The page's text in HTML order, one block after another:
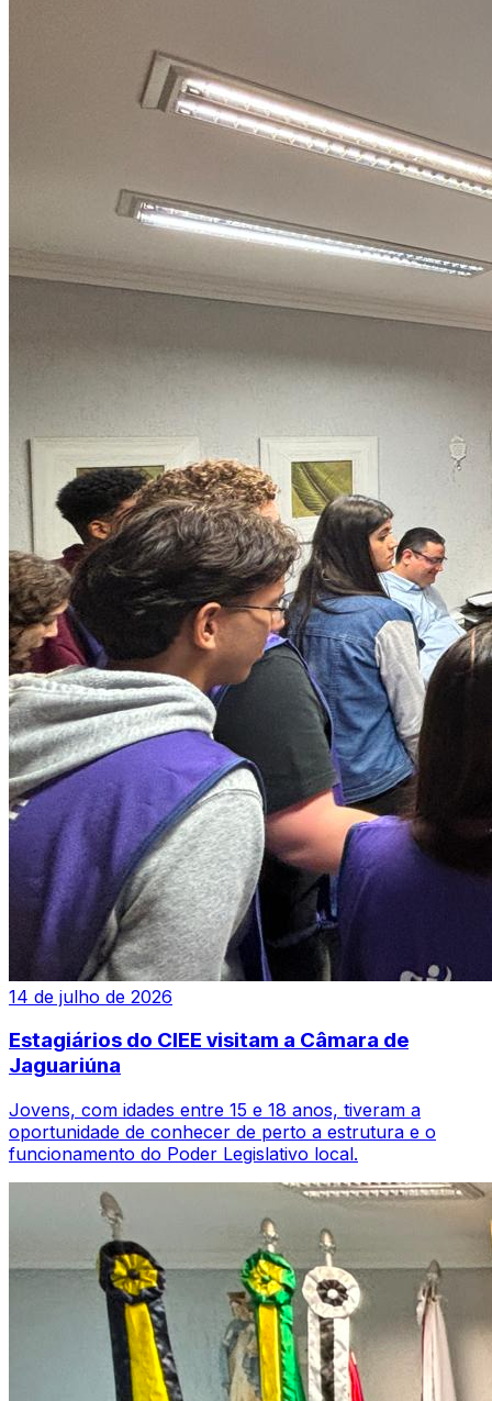
14 de julho de 2026
Estagiários do CIEE visitam a Câmara de
Jaguariúna
Jovens, com idades entre 15 e 18 anos, tiveram a
oportunidade de conhecer de perto a estrutura e o
funcionamento do Poder Legislativo local.